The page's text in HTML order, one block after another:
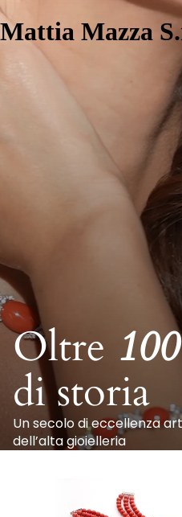
Mattia Mazza
Oltre 100
di storia
Un secolo di eccellenza
dell’alta gioielleria